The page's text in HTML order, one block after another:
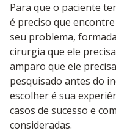
Para que o paciente
é preciso que
seu problema,
cirurgia que ele
amparo que ele
pesquisado antes do
escolher é sua
casos de sucesso e
consideradas.